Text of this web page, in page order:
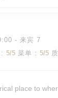
- 来宾 7
: 5/5 菜单 : 5/5
place to